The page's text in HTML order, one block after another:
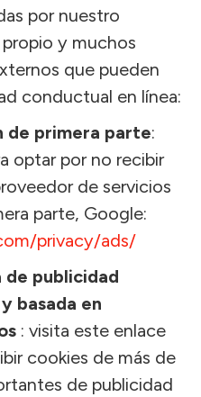
por nuestro
y muchos
que pueden
conductual en línea:
de primera parte:
optar por no recibir
de servicios
parte, Google:
privacy/ads/
de publicidad
basada en
: visita este enlace
cookies de más de
de publicidad